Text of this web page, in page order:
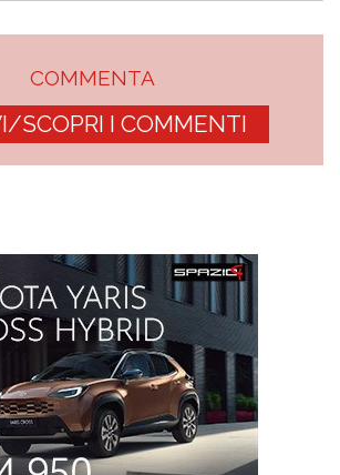
COMMENTA
SCOPRI I COMMENTI